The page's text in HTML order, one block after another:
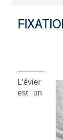
L’évier
est un